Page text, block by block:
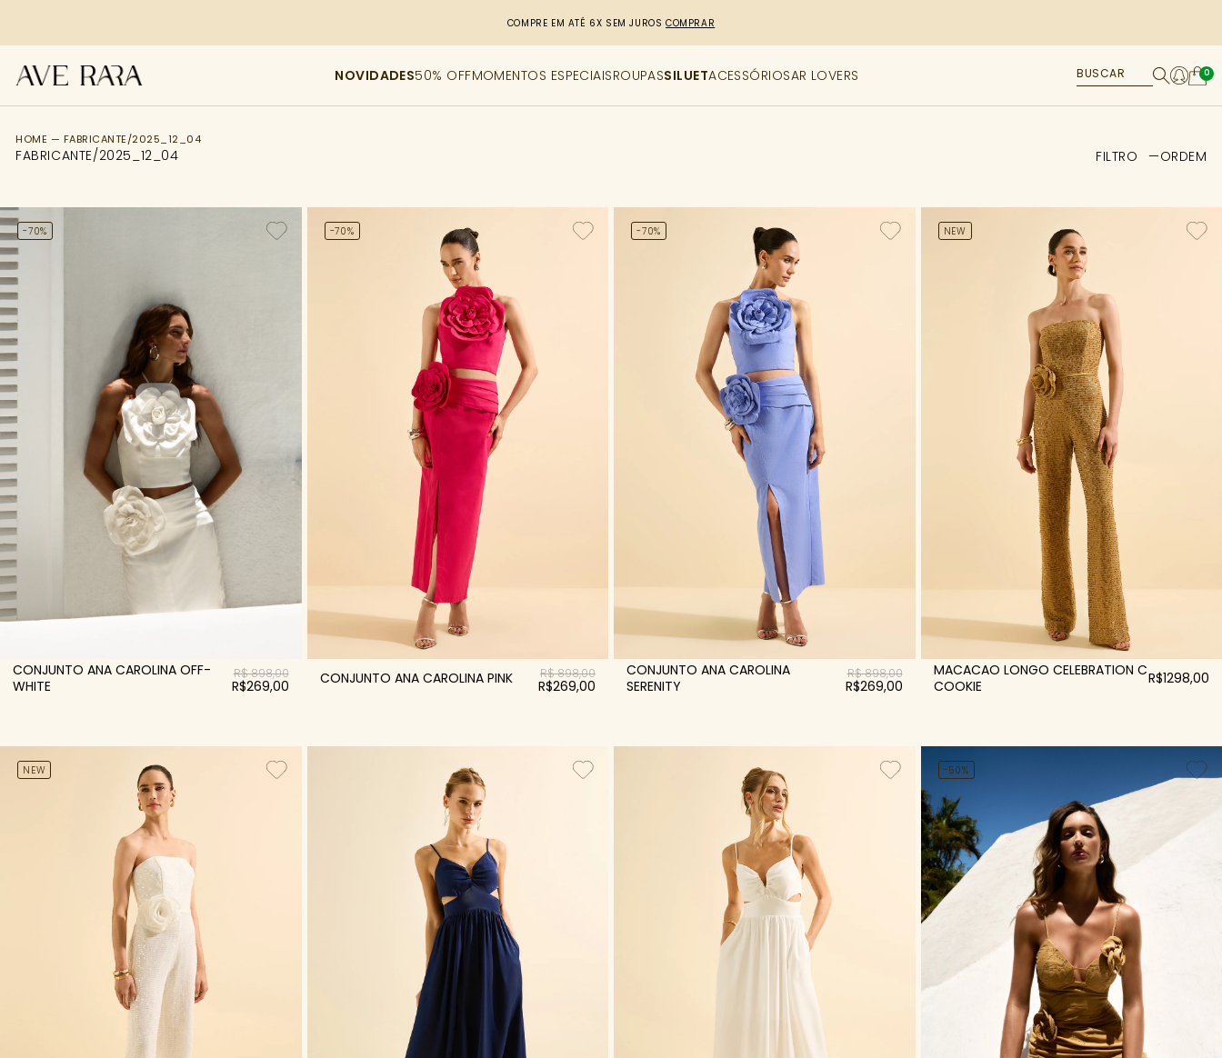
R$50,00 DE DESCONTO CUPOM: PRIMEIRACOMPRA[copiar cupom]
NOVIDADES50% OFFMOMENTOS ESPECIAISROUPASSILUETACESSÓRIOSAR LOVERS 0
Categoria
HOME — FABRICANTE/2025_12_04
FABRICANTE/2025_12_04 FILTRO ORDEM
-70%
CONJUNTO ANA CAROLINA OFF-
WHITE
R$ 898,00
R$269,00
-70%
CONJUNTO ANA CAROLINA PINK R$ 898,00
R$269,00
-70%
CONJUNTO ANA CAROLINA
SERENITY
R$ 898,00
R$269,00
NEW
MACACAO LONGO CELEBRATION C
COOKIE
R$1298,00
NEW -50%